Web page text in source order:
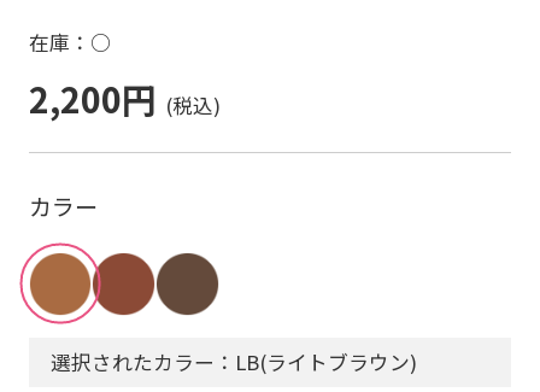
在庫：○
2,200円
カラー
選択されたカラー：LB(ライトブラウン)